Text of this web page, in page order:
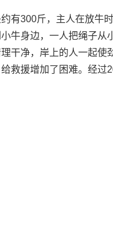
有300斤，主人在放牛
牛身边，一人把绳子从
干净，岸上的人一起使
救援增加了困难。经过